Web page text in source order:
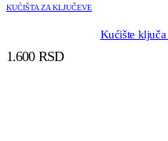
KUĆIŠTA ZA KLJUČEVE
Kućište
1.600 RSD